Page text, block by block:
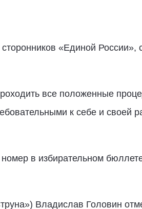
«Единой России»,
все положенные
к себе и своей
в избирательном
Владислав Головин